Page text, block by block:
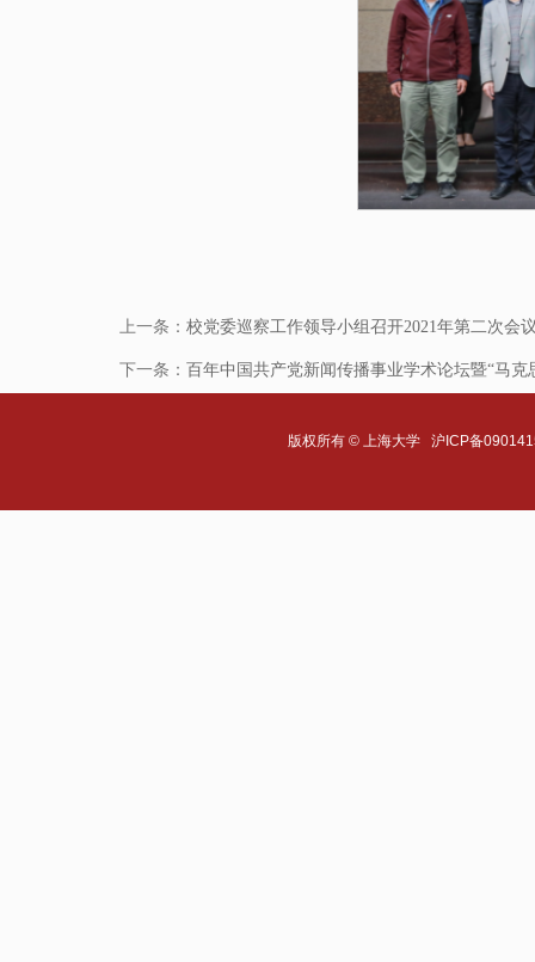
上一条： 校党委巡察工作领导小组召开2021年第二次会
下一条： 百年中国共产党新闻传播事业学术论坛暨“马
版权所有 ©上海大学 沪ICP备